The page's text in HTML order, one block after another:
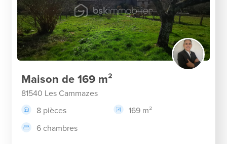
Maison de 169 m²
81540 Les Cammazes
8 pièces
169 m²
6 chambres